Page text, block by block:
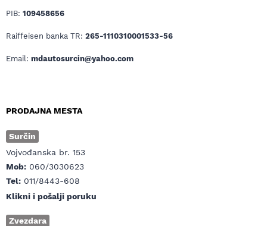
PIB: 109458656
Raiffeisen banka TR: 265-1110310001533-56
Email: mdautosurcin@yahoo.com
PRODAJNA MESTA
Surčin
Vojvođanska br. 153
Mob: 060/3030623
Tel: 011/8443-608
Klikni i pošalji poruku
Zvezdara